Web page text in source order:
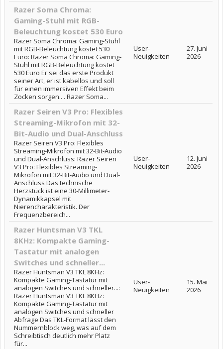
Razer Soma Chroma:
Gaming-Stuhl mit RGB-
Beleuchtung kostet 530 Euro
Razer Soma Chroma: Gaming-Stuhl
mit RGB-Beleuchtung kostet 530
Euro: Razer Soma Chroma: Gaming-
Stuhl mit RGB-Beleuchtung kostet
530 Euro Er sei das erste Produkt
seiner Art, er ist kabellos und soll
für einen immersiven Effekt beim
Zocken sorgen.. . Razer Soma...
User-
Neuigkeiten
27. Juni
2026
Razer Seiren V3 Pro: Flexibles
Streaming-Mikrofon mit 32-
Bit-Audio und Dual-Anschluss
Razer Seiren V3 Pro: Flexibles
Streaming-Mikrofon mit 32-Bit-Audio
und Dual-Anschluss: Razer Seiren
V3 Pro: Flexibles Streaming-
Mikrofon mit 32-Bit-Audio und Dual-
Anschluss Das technische
Herzstück ist eine 30-Millimeter-
Dynamikkapsel mit
Nierencharakteristik. Der
Frequenzbereich...
User-
Neuigkeiten
12. Juni
2026
Razer Huntsman V3 TKL
8KHz: Kompakte Gaming-
Tastatur mit analogen
Switches und schneller...
Razer Huntsman V3 TKL 8KHz:
Kompakte Gaming-Tastatur mit
analogen Switches und schneller...:
Razer Huntsman V3 TKL 8KHz:
Kompakte Gaming-Tastatur mit
analogen Switches und schneller
Abfrage Das TKL-Format lässt den
Nummernblock weg, was auf dem
Schreibtisch deutlich mehr Platz
für...
User-
Neuigkeiten
15. Mai
2026